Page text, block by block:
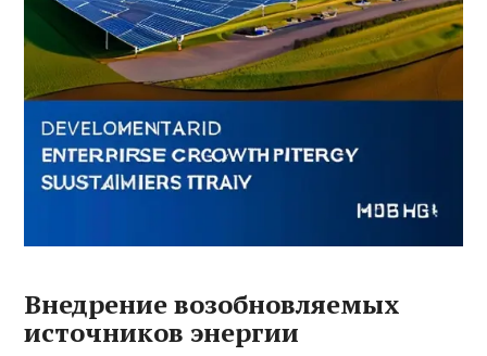
Внедрение возобновляемых
источников энергии